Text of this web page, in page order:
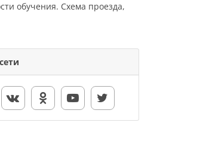
обучения. Схема проезда,